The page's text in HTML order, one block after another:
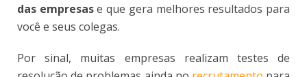
das empresase que gera melhores resultados para
você e seus colegas.
Por sinal, muitas empresas realizam testes de